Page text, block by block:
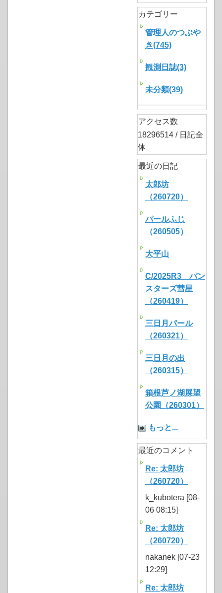
カテゴリー
管理人のつぶや
き(745)
観測日誌(3)
未分類(39)
アクセス数
18296514 / 日記全
体
最近の日記
太郎坊
（260720）
パールふじ
（260505）
大平山
C/2025R3 パン
スターズ彗星
（260419）
三日月パール
（260321）
三日月の出
（260315）
箱根芦ノ湖展望
公園（260301）
もっと...
最近のコメント
Re: 太郎坊
（260720）
k_kubotera [08-
06 08:15]
Re: 太郎坊
（260720）
nakanek [07-23
12:29]
Re: 太郎坊